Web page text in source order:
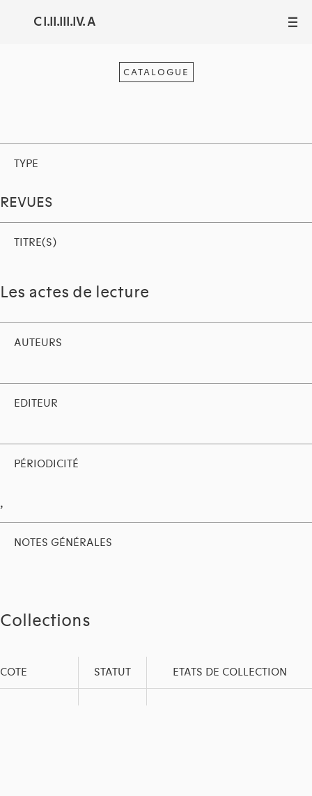
C I.II.III.IV. A III
CATALOGUE
TYPE
REVUES
TITRE(S)
Les actes de lecture
AUTEURS
EDITEUR
PÉRIODICITÉ
,
NOTES GÉNÉRALES
Collections
COTE STATUT ETATS DE COLLECTION